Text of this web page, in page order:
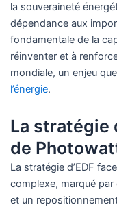
la souveraineté
dépendance aux
fondamentale de la
réinventer et à
mondiale, un enjeu
l’énergie.
La stratégie
de
La stratégie d’EDF
complexe, marqué
et un